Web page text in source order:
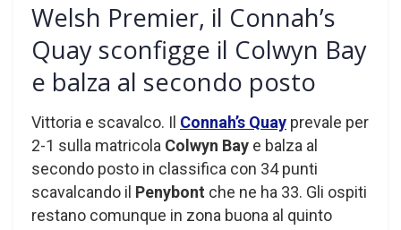
Welsh Premier, il Connah’s
Quay sconfigge il Colwyn Bay
e balza al secondo posto
Vittoria e scavalco. Il Connah’s Quay prevale per
2-1 sulla matricola Colwyn Bay e balza al
secondo posto in classifica con 34 punti
scavalcando il Penybont che ne ha 33. Gli ospiti
restano comunque in zona buona al quinto